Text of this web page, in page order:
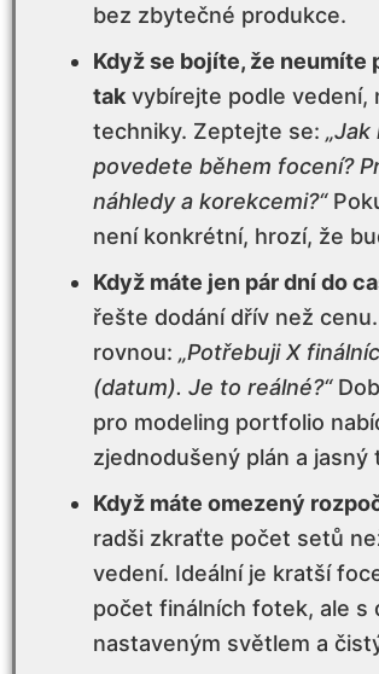
bez zbytečné produkce.
Když se bojíte, že neumíte
tak vybírejte podle vedení,
techniky. Zeptejte se: „Jak
povedete během focení?
náhledy a korekcemi?“
není konkrétní, hrozí, že
Když máte jen pár dní do
řešte dodání dřív než
rovnou: „Potřebuji X
(datum). Je to reálné?“
pro modeling portfolio
zjednodušený plán a jasný
Když máte omezený
radši zkraťte počet setů
vedení. Ideální je kratší
počet finálních fotek, ale s
nastaveným světlem a
Výstupy: kolik fotek, v jaké
je dostanete
Bezpečí, hranice a
Výstupy: kolik fotek, v jaké
je dostanete
Práva k použití a souhlas s
Tým kolem focení: kdy má
artistka a kdy ne
Kolik stojí dobré portfolio a kde
chytře ušetřit
„Když → tak“: nejčastější
modelingového focení a co s
Jak si ověřit kvalitu dřív, než